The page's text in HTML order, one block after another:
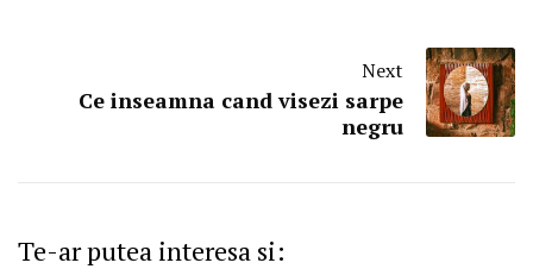
Next
Ce inseamna cand visezi sarpe
negru
Te-ar putea interesa si: